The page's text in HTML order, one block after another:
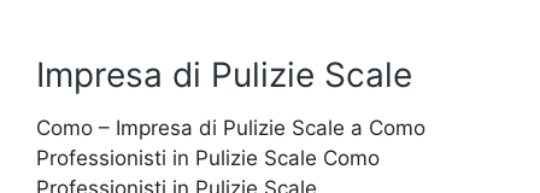
Ascensori
Impresa di Pulizie Scale
Como – Impresa di Pulizie Scale a Como
Professionisti in Pulizie Scale Como